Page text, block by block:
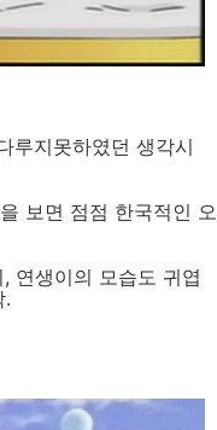
루지못하였던 생각시
보면 점점 한국적인 오
연생이의 모습도 귀엽
.